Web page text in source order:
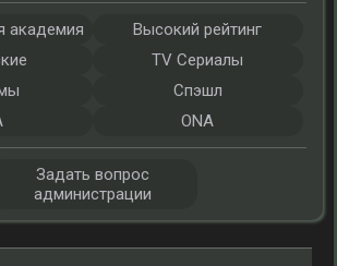
академия
Высокий рейтинг
TV Сериалы
Спэшл
ONA
Задать вопрос
администрации